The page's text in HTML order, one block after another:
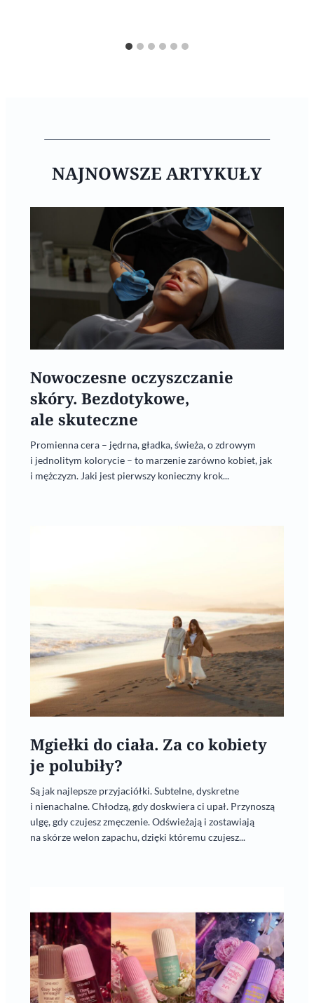
NAJNOWSZE ARTYKUŁY
Nowoczesne oczyszczanie
skóry. Bezdotykowe,
ale skuteczne
Promienna cera – jędrna, gładka, świeża, o zdrowym
i jednolitym kolorycie – to marzenie zarówno kobiet, jak
i mężczyzn. Jaki jest pierwszy konieczny krok...
Mgiełki do ciała. Za co kobiety
je polubiły?
Są jak najlepsze przyjaciółki. Subtelne, dyskretne
i nienachalne. Chłodzą, gdy doskwiera ci upał. Przynoszą
ulgę, gdy czujesz zmęczenie. Odświeżają i zostawiają
na skórze welon zapachu, dzięki któremu czujesz...